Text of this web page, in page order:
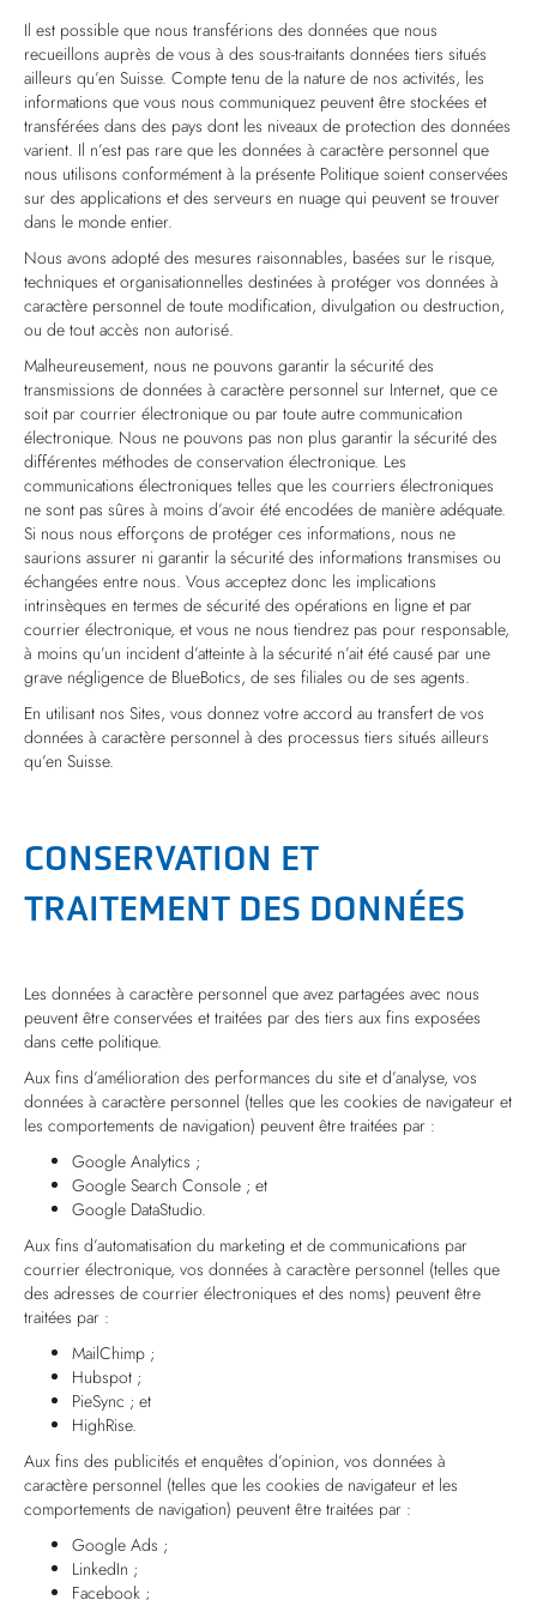
Il est possible que nous transférions des données que nous
recueillons auprès de vous à des sous-traitants données tiers situés
ailleurs qu’en Suisse. Compte tenu de la nature de nos activités, les
informations que vous nous communiquez peuvent être stockées et
transférées dans des pays dont les niveaux de protection des données
varient. Il n’est pas rare que les données à caractère personnel que
nous utilisons conformément à la présente Politique soient conservées
sur des applications et des serveurs en nuage qui peuvent se trouver
dans le monde entier.
Nous avons adopté des mesures raisonnables, basées sur le risque,
techniques et organisationnelles destinées à protéger vos données à
caractère personnel de toute modification, divulgation ou destruction,
ou de tout accès non autorisé.
Malheureusement, nous ne pouvons garantir la sécurité des
transmissions de données à caractère personnel sur Internet, que ce
soit par courrier électronique ou par toute autre communication
électronique. Nous ne pouvons pas non plus garantir la sécurité des
différentes méthodes de conservation électronique. Les
communications électroniques telles que les courriers électroniques
ne sont pas sûres à moins d’avoir été encodées de manière adéquate.
Si nous nous efforçons de protéger ces informations, nous ne
saurions assurer ni garantir la sécurité des informations transmises ou
échangées entre nous. Vous acceptez donc les implications
intrinsèques en termes de sécurité des opérations en ligne et par
courrier électronique, et vous ne nous tiendrez pas pour responsable,
à moins qu’un incident d’atteinte à la sécurité n’ait été causé par une
grave négligence de BlueBotics, de ses filiales ou de ses agents.
En utilisant nos Sites, vous donnez votre accord au transfert de vos
données à caractère personnel à des processus tiers situés ailleurs
qu’en Suisse.
CONSERVATION ET
TRAITEMENT DES DONNÉES
Les données à caractère personnel que avez partagées avec nous
peuvent être conservées et traitées par des tiers aux fins exposées
dans cette politique.
Aux fins d’amélioration des performances du site et d’analyse, vos
données à caractère personnel (telles que les cookies de navigateur et
les comportements de navigation) peuvent être traitées par :
Google Analytics ;
Google Search Console ; et
Google DataStudio.
Aux fins d’automatisation du marketing et de communications par
courrier électronique, vos données à caractère personnel (telles que
des adresses de courrier électroniques et des noms) peuvent être
traitées par :
MailChimp ;
Hubspot ;
PieSync ; et
HighRise.
Aux fins des publicités et enquêtes d’opinion, vos données à
caractère personnel (telles que les cookies de navigateur et les
comportements de navigation) peuvent être traitées par :
Google Ads ;
LinkedIn ;
Facebook ;